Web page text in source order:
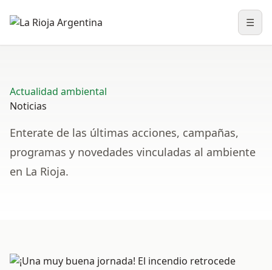
☰
Actualidad ambiental
Noticias
Enterate de las últimas acciones, campañas,
programas y novedades vinculadas al ambiente
en La Rioja.